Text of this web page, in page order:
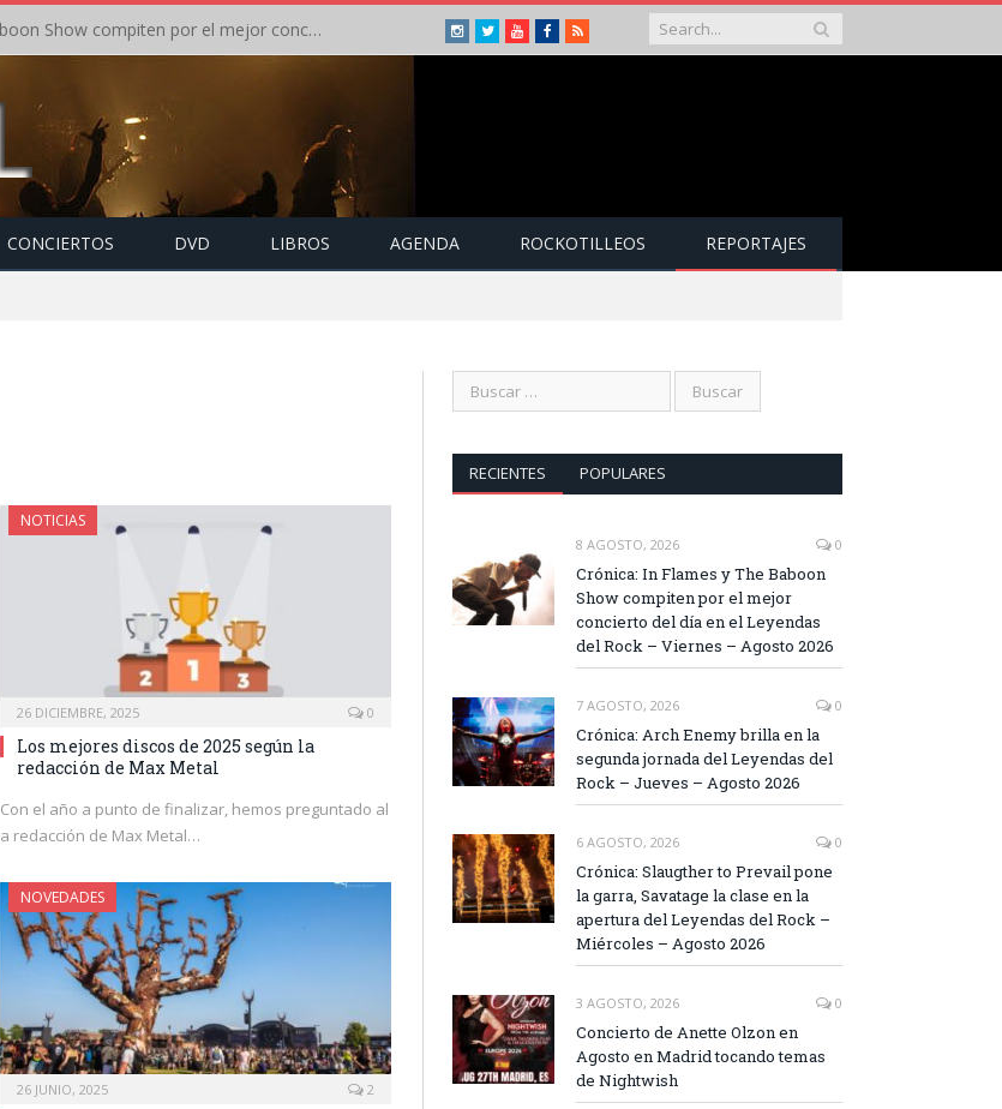
Crónica: In Flames y The Baboon Show compiten por el mejor concierto del día en el Leyendas del Rock – Viernes – Agosto 2026 Instagram
TwitterYoutubeFacebook
RSS
CONCIERTOS DVD LIBROS AGENDA ROCKOTILLEOS REPORTAJES
NOTICIAS
26 DICIEMBRE, 2025 0
Los mejores discos de 2025 según la
redacción de Max Metal
Con el año a punto de finalizar, hemos preguntado al
a redacción de Max Metal…
NOVEDADES
26 JUNIO, 2025 2
RECIENTES POPULARES
8 AGOSTO, 2026 0
Crónica: In Flames y The Baboon
Show compiten por el mejor
concierto del día en el Leyendas
del Rock – Viernes – Agosto 2026
7 AGOSTO, 2026 0
Crónica: Arch Enemy brilla en la
segunda jornada del Leyendas del
Rock – Jueves – Agosto 2026
6 AGOSTO, 2026 0
Crónica: Slaugther to Prevail pone
la garra, Savatage la clase en la
apertura del Leyendas del Rock –
Miércoles – Agosto 2026
3 AGOSTO, 2026 0
Concierto de Anette Olzon en
Agosto en Madrid tocando temas
de Nightwish